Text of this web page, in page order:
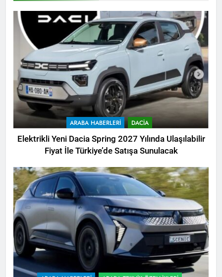
ARABA HABERLERI DACIA
Elektrikli Yeni Dacia Spring 2027 Yılında Ulaşılabilir
Fiyat İle Türkiye’de Satışa Sunulacak